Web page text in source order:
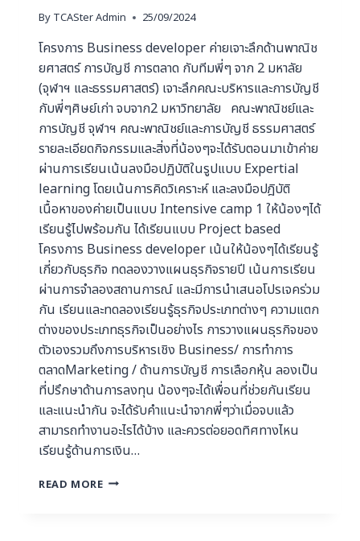
By TCASter Admin 25/09/2024
โครงการ Business developer ค่ายเจาะลึกด้านพาณิช
ยศาสตร์ การบัญชี การตลาด กับทีมพี่ๆ จาก 2 มหาลัย
(จุฬาฯ และธรรมศาสตร์) เจาะลึกคณะบริหารและการบัญชี
กับพี่ๆศิษย์เก่า จบจาก2 มหาวิทยาลัย คณะพาณิชย์และ
การบัญชี จุฬาฯ คณะพาณิชย์และการบัญชี ธรรมศาสตร์
รายละเอียดกิจกรรมและสิ่งที่น้องๆจะได้รับตอนมาเข้าค่าย
ผ่านการเรียนเน้นลงมือปฏิบัติในรูปแบบ Expertial
learning โดยเน้นการคิดวิเคราะห์ และลงมือปฎิบัติ
เนื้อหาของค่ายเป็นแบบ Intensive camp 1 ให้น้องๆได้
เรียนรู้ไปพร้อมกัน ได้เรียนแบบ Project based
โครงการ Business developer เน้นให้น้องๆได้เรียนรู้
เกี่ยวกับธุรกิจ ทดลองวางแผนธุรกิจรายปี เน้นการเรียน
ผ่านการจำลองสถานการณ์ และมีการนำเสนอโปรเจคร่วม
กัน เรียนและทดลองเรียนรู้ธุรกิจประเภทต่างๆ ความแตก
ต่างของประเภทธุรกิจเป็นอย่างไร การวางแผนธุรกิจของ
ตัวเองรวมถึงการบริหารเชิง Business/ การทำการ
ตลาดMarketing / ด้านการบัญชี การเลือกหุ้น ลองเป็น
ที่ปรึกษาด้านการลงทุน น้องๆจะได้เพื่อนที่ช่วยกันเรียน
และแนะนำกัน จะได้รับคำแนะนำจากพี่ๆว่าเมื่อจบแล้ว
สามารถทำงานอะไรได้บ้าง และควรต่อยอดทิศทางไหน
เรียนรู้ด้านการเงิน…
READ MORE